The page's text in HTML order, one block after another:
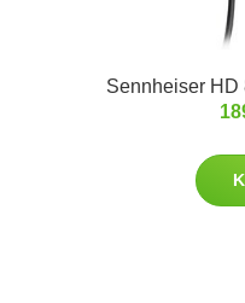
Sennheiser HD